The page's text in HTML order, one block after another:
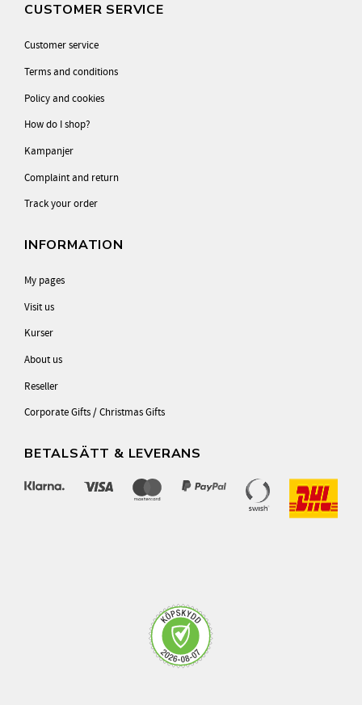
CUSTOMER SERVICE
Customer service
Terms and conditions
Policy and cookies
How do I shop?
Kampanjer
Complaint and return
Track your order
INFORMATION
My pages
Visit us
Kurser
About us
Reseller
Corporate Gifts / Christmas Gifts
BETALSÄTT & LEVERANS